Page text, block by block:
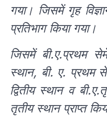
गया। जिसमें गृह
प्रतिभाग किया गया।
जिसमें बी.ए.प्रथम
स्थान, बी. ए. प्रथम
द्वितीय स्थान व
तृतीय स्थान प्राप्त